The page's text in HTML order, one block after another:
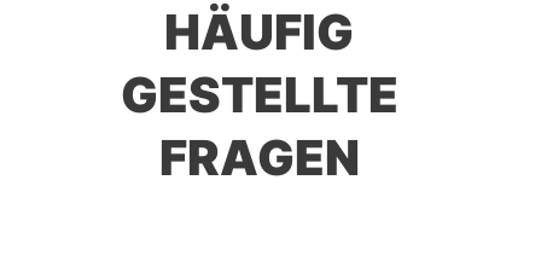
HÄUFIG
GESTELLTE
FRAGEN